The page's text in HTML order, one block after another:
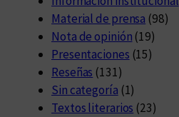
Material de prensa (98)
Nota de opinión (19)
Presentaciones (15)
Reseñas (131)
Sin categoría (1)
Textos literarios (23)